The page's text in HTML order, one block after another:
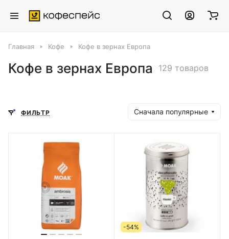
Главная Кофе Кофе в зернах Европа
Кофе в зернах Европа 129 товаров
ФИЛЬТР Сначала популярные
-54%